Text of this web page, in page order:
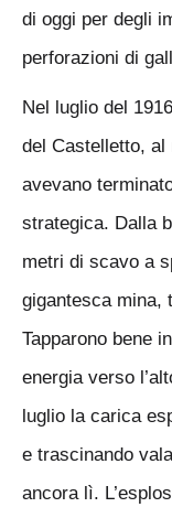
di oggi per degli
perforazioni di
Nel luglio del
del Castelletto, al
avevano
strategica. Dalla
metri di scavo a
gigantesca mina,
Tapparono bene
energia verso
luglio la carica
e trascinando
ancora lì.